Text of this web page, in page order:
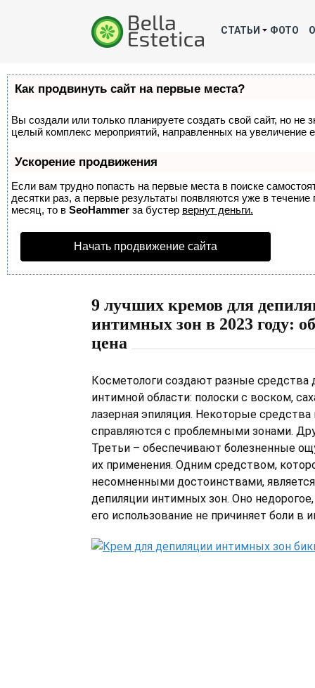
СТАТЬИ ФОТО
Как продвинуть сайт на первые места?
Вы создали или только планируете создать свой сайт, но не
целый комплекс мероприятий, направленных на увеличение
Ускорение продвижения
Если вам трудно попасть на первые места в поиске
десятки раз, а первые результаты появляются уже в
месяц, то в SeoHammer за бустер вернут деньги.
Начать продвижение сайта
9 лучших кремов для
интимных зон в 2023 году:
цена
Косметологи создают разные средства
интимной области: полоски с воском,
лазерная эпиляция. Некоторые средства
справляются с проблемными зонами.
Третьи – обеспечивают болезненные
их применения. Одним средством,
несомненными достоинствами,
депиляции интимных зон. Оно
его использование не причиняет боли в